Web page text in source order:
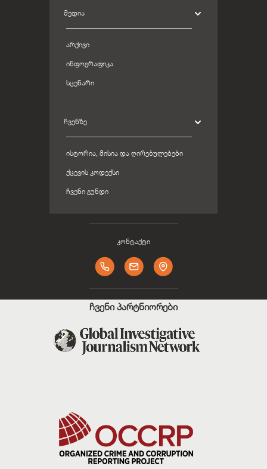
ᲛᲔᲓᲘᲐ
ᲐᲠᲥᲘᲕᲘ
ᲘᲜᲤᲝᲒᲠᲐᲤᲘᲙᲐ
ᲡᲪᲔᲜᲐᲠᲘ
ᲩᲕᲔᲜᲖᲔ
ᲘᲡᲢᲝᲠᲘᲐ, ᲛᲘᲡᲘᲐ ᲓᲐ ᲦᲘᲠᲔᲑᲣᲚᲔᲑᲔᲑᲘ
ᲥᲪᲔᲕᲘᲡ ᲙᲝᲓᲔᲥᲡᲘ
ᲩᲕᲔᲜᲘ ᲒᲣᲜᲓᲘ
კონტაქტი
ჩვენი პარტნიორები